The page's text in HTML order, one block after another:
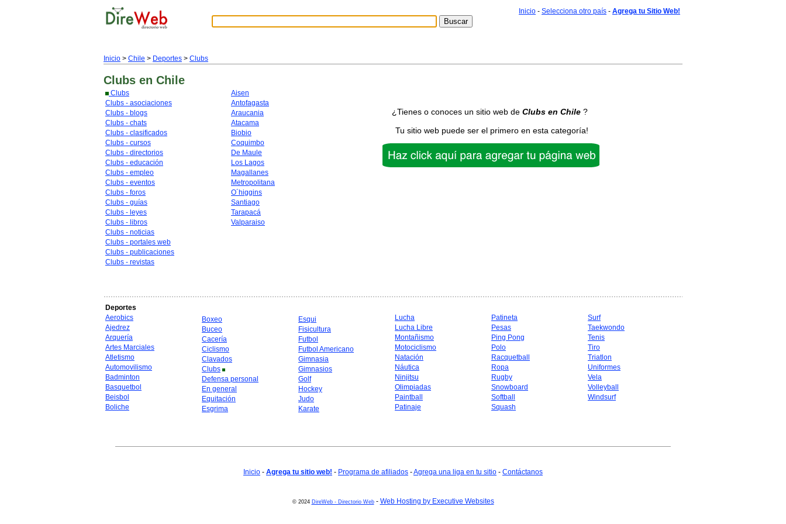
Inicio - Selecciona otro país - Agrega tu Sitio Web!
Inicio > Chile > Deportes > Clubs
Clubs en Chile
Clubs
Clubs - asociaciones
Clubs - blogs
Clubs - chats
Clubs - clasificados
Clubs - cursos
Clubs - directorios
Clubs - educación
Clubs - empleo
Clubs - eventos
Clubs - foros
Clubs - guías
Clubs - leyes
Clubs - libros
Clubs - noticias
Clubs - portales web
Clubs - publicaciones
Clubs - revistas
Aisen
Antofagasta
Araucania
Atacama
Biobio
Coquimbo
De Maule
Los Lagos
Magallanes
Metropolitana
O´higgins
Santiago
Tarapacá
Valparaiso
¿Tienes o conoces un sitio web de Clubs en Chile?
Tu sitio web puede ser el primero en esta categoría!
Deportes
Aerobics
Ajedrez
Arquería
Artes Marciales
Atletismo
Automovilismo
Badminton
Basquetbol
Beisbol
Boliche
Boxeo
Buceo
Cacería
Ciclismo
Clavados
Clubs
Defensa personal
En general
Equitación
Esgrima
Esqui
Fisicultura
Futbol
Futbol Americano
Gimnasia
Gimnasios
Golf
Hockey
Judo
Karate
Lucha
Lucha Libre
Montañismo
Motociclismo
Natación
Náutica
Ninjitsu
Olimpiadas
Paintball
Patinaje
Patineta
Pesas
Ping Pong
Polo
Racquetball
Ropa
Rugby
Snowboard
Softball
Squash
Surf
Taekwondo
Tenis
Tiro
Triatlon
Uniformes
Vela
Volleyball
Windsurf
Inicio - Agrega tu sitio web! - Programa de afiliados -Agrega una liga en tu sitio - Contáctanos
© 2024 DireWeb - Directorio Web- Web Hosting by Executive Websites